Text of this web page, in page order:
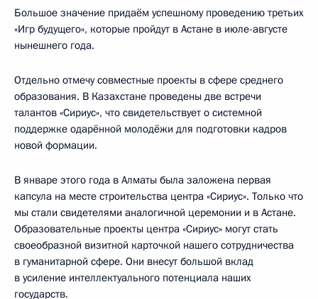
Большое значение придаём успешному проведению третьих
«Игр будущего», которые пройдут в Астане в июле-августе
нынешнего года.
Отдельно отмечу совместные проекты в сфере среднего
образования. В Казахстане проведены две встречи
талантов «Сириус», что свидетельствует о системной
поддержке одарённой молодёжи для подготовки кадров
новой формации.
В январе этого года в Алматы была заложена первая
капсула на месте строительства центра «Сириус». Только что
мы стали свидетелями аналогичной церемонии и в Астане.
Образовательные проекты центра «Сириус» могут стать
своеобразной визитной карточкой нашего сотрудничества
в гуманитарной сфере. Они внесут большой вклад
в усиление интеллектуального потенциала наших
государств.